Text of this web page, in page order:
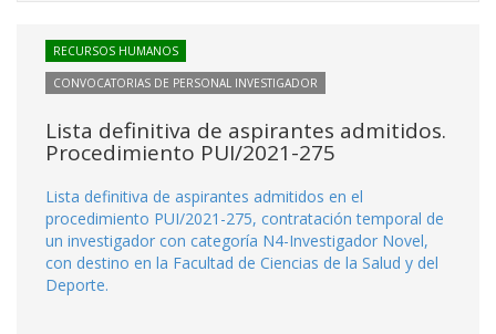
RECURSOS HUMANOS
CONVOCATORIAS DE PERSONAL INVESTIGADOR
Lista definitiva de aspirantes admitidos.
Procedimiento PUI/2021-275
Lista definitiva de aspirantes admitidos en el
procedimiento PUI/2021-275, contratación temporal de
un investigador con categoría N4-Investigador Novel,
con destino en la Facultad de Ciencias de la Salud y del
Deporte.